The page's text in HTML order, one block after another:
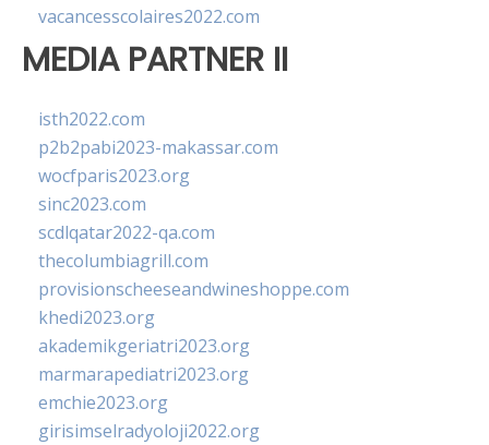
vacancesscolaires2022.com
MEDIA PARTNER II
isth2022.com
p2b2pabi2023-makassar.com
wocfparis2023.org
sinc2023.com
scdlqatar2022-qa.com
thecolumbiagrill.com
provisionscheeseandwineshoppe.com
khedi2023.org
akademikgeriatri2023.org
marmarapediatri2023.org
emchie2023.org
girisimselradyoloji2022.org